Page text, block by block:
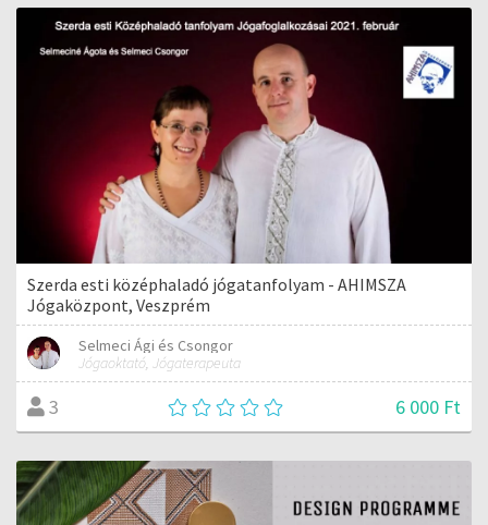
Szerda esti középhaladó jógatanfolyam - AHIMSZA
Jógaközpont, Veszprém
Selmeci Ági és Csongor
Jógaoktató, Jógaterapeuta
3 6 000 Ft